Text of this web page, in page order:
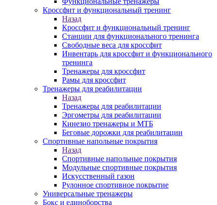
Кроссфит и функциональный тренинг
Назад
Кроссфит и функциональный тренинг
Станции для функционального тренинга
Свободные веса для кроссфит
Инвентарь для кроссфит и функционального
тренинга
Тренажеры для кроссфит
Рамы для кроссфит
Тренажеры для реабилитации
Назад
Тренажеры для реабилитации
Эргометры для реабилитации
Кинезио тренажеры и МТБ
Беговые дорожки для реабилитации
Спортивные напольные покрытия
Назад
Спортивные напольные покрытия
Модульные спортивные покрытия
Искусственный газон
Рулонное спортивное покрытие
Универсальные тренажеры
Бокс и единоборства